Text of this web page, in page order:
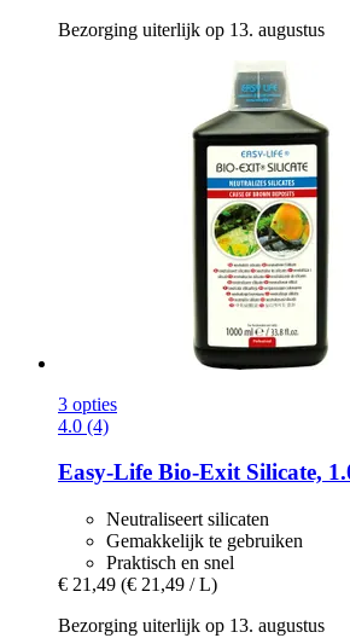
Bezorging uiterlijk op 13. augustus
3 opties
4.0 (4)
Easy-Life Bio-​Exit Silicate,
Neutraliseert silicaten
Gemakkelijk te gebruiken
Praktisch en snel
€ 21,49 (€ 21,49 / L)
Bezorging uiterlijk op 13. augustus